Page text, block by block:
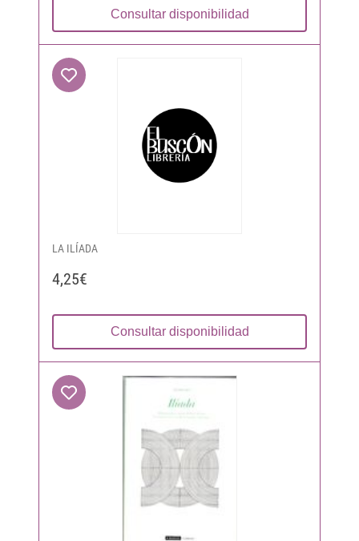
Consultar disponibilidad
LA ILÍADA
4,25€
Consultar disponibilidad